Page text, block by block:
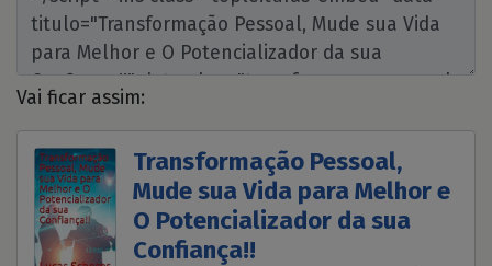
Vai ficar assim:
Transformação Pessoal,
Mude sua Vida para Melhor e
O Potencializador da sua
Confiança!!